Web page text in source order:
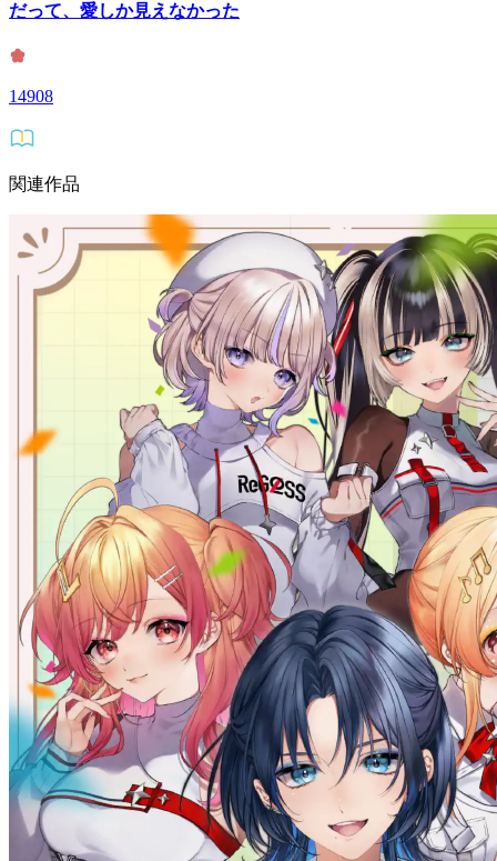
だって、愛しか見えなかった
14908
関連作品